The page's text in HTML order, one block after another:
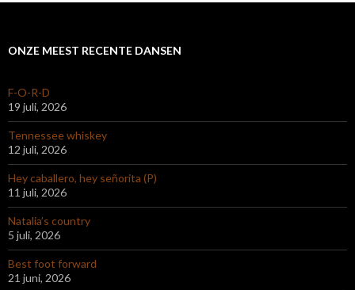
ONZE MEEST RECENTE DANSEN
F-O-R-D
19 juli, 2026
Tennessee whiskey
12 juli, 2026
Hey caballero, hey señorita (P)
11 juli, 2026
Natalia’s country
5 juli, 2026
Best foot forward
21 juni, 2026